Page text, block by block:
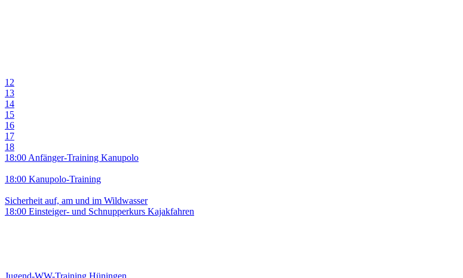
12
13
14
15
16
17
18
18:00 Anfänger-Training Kanupolo
18:00 Kanupolo-Training
Sicherheit auf, am und im Wildwasser
18:00 Einsteiger- und Schnupperkurs Kajakfahren
Jugend-WW-Training Hüningen